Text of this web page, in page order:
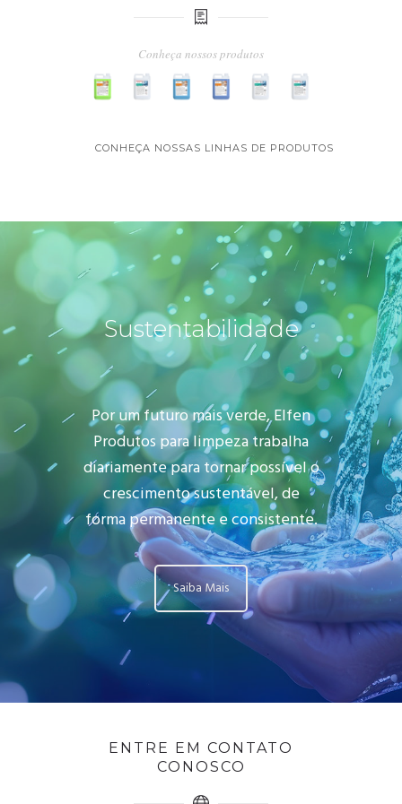
Conheça nossos produtos
CONHEÇA NOSSAS LINHAS DE PRODUTOS
Sustentabilidade
Por um futuro mais verde, Elfen
Produtos para limpeza trabalha
diariamente para tornar possível o
crescimento sustentável, de
forma permanente e consistente.
Saiba Mais
ENTRE EM CONTATO
CONOSCO